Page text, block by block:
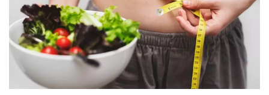
ఓటీటీ
వీడియోలు
ఆటోమొబైల్